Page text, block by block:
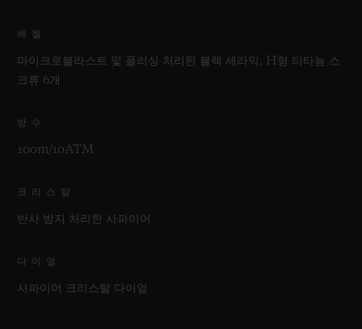
베젤
마이크로블라스트 및 폴리싱 처리된 블랙 세라믹, H형 티타늄 스
크류 6개
방수
100m/10ATM
크리스탈
반사 방지 처리한 사파이어
다이얼
사파이어 크리스탈 다이얼